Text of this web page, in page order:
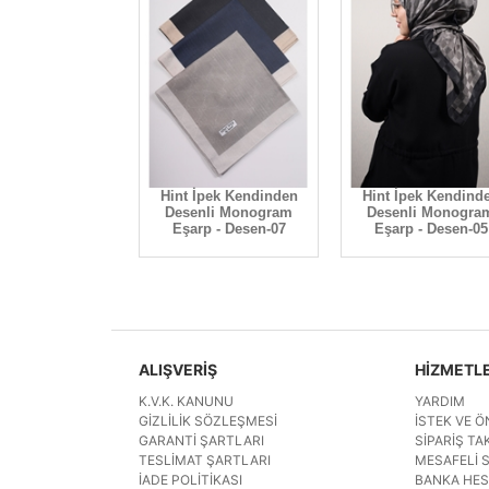
Hint İpek Kendinden
Desenli Monogram
Eşarp - Desen-07
Hint İpek
Desenli
Eşarp - Desen-05
ALIŞVERİŞ
K.V.K. KANUNU
GIZLILIK SÖZLEŞMESI
GARANTI ŞARTLARI
TESLIMAT ŞARTLARI
İADE POLITIKASI
YARDIM
İSTEK VE
SIPARIŞ
MESAFELI
BANKA